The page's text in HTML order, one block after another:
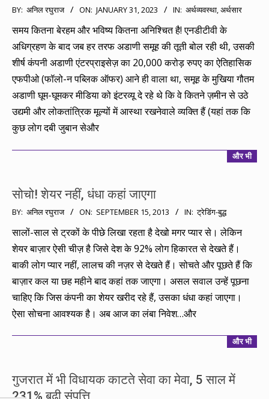
2023-
31
BY: अनिल रघुराज ON: JANUARY 31, 2023 IN: अर्थव्यवस्था,अर्थसार
समय कितना बेरहम और भविष्य कितना अनिश्चित है! एनडीटीवी के
अधिग्रहण के बाद जब हर तरफ अडाणी समूह की तूती बोल रही थी, उसकी
शीर्ष कंपनी अडाणी एंटरप्राइसेज़ का 20,000 करोड़ रुपए का ऐतिहासिक
एफपीओ (फॉलो-न पब्लिक ऑफर) आने ही वाला था, समूह के मुखिया गौतम
अडाणी घूम-घूमकर मीडिया को इंटरव्यू दे रहे थे कि वे कितने ज़मीन से उठे
उद्यमी और लोकतांत्रिक मूल्यों में आस्था रखनेवाले व्यक्ति हैं (यहां तक कि
कुछ लोग दबी जुबान सेऔर
और भी
सोचो! शेयर नहीं, धंधा कहां जाएगा
2013-
15
BY: अनिल रघुराज ON: SEPTEMBER 15, 2013 IN: ट्रेडिंग-बुद्ध
सालों-साल से ट्रकों के पीछे लिखा रहता है देखो मगर प्यार से। लेकिन
शेयर बाज़ार ऐसी चीज़ है जिसे देश के 92% लोग हिकारत से देखते हैं।
बाकी लोग प्यार नहीं, लालच की नज़र से देखते हैं। सोचते और पूछते हैं कि
बाज़ार कल या छह महीने बाद कहां तक जाएगा। असल सवाल उन्हें पूछना
चाहिए कि जिस कंपनी का शेयर खरीद रहे हैं, उसका धंधा कहां जाएगा।
ऐसा सोचना आवश्यक है। अब आज का लंबा निवेश…और
और भी
गुजरात में भी विधायक काटते सेवा का मेवा, 5 साल में